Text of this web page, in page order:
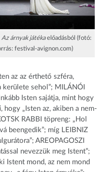
Az árnyak játékaelőadásból (fotó:
festival-avignon.com)
az az érthető szféra,
sehol”; MILÁNÓI
Isten sajátja, mint hogy
„Isten az, akiben a nem-
RABBI töpreng: „Hol
beengedik”; míg LEIBNIZ
AREOPAGOSZI
nevezzük meg Istent”;
Istent mond, az nem mond